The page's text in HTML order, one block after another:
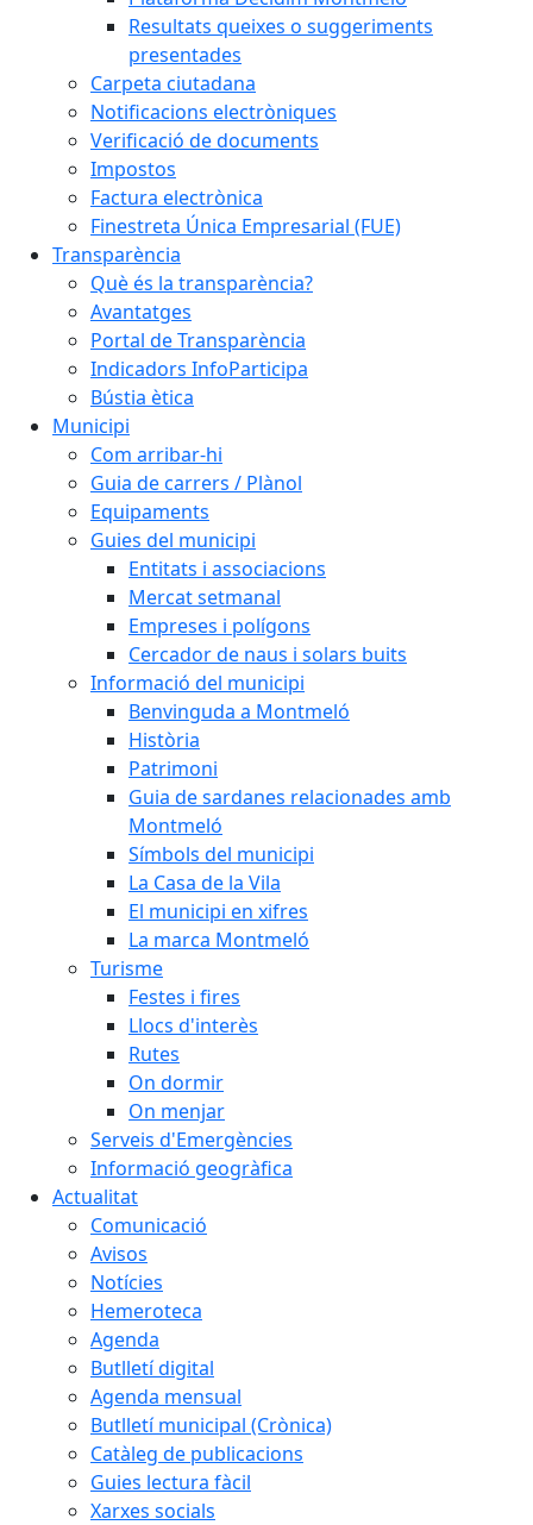
Resultats queixes o suggeriments
presentades
Carpeta ciutadana
Notificacions electròniques
Verificació de documents
Impostos
Factura electrònica
Finestreta Única Empresarial (FUE)
Transparència
Què és la transparència?
Avantatges
Portal de Transparència
Indicadors InfoParticipa
Bústia ètica
Municipi
Com arribar-hi
Guia de carrers / Plànol
Equipaments
Guies del municipi
Entitats i associacions
Mercat setmanal
Empreses i polígons
Cercador de naus i solars buits
Informació del municipi
Benvinguda a Montmeló
Història
Patrimoni
Guia de sardanes relacionades amb
Montmeló
Símbols del municipi
La Casa de la Vila
El municipi en xifres
La marca Montmeló
Turisme
Festes i fires
Llocs d'interès
Rutes
On dormir
On menjar
Serveis d'Emergències
Informació geogràfica
Actualitat
Comunicació
Avisos
Notícies
Hemeroteca
Agenda
Butlletí digital
Agenda mensual
Butlletí municipal (Crònica)
Catàleg de publicacions
Guies lectura fàcil
Xarxes socials